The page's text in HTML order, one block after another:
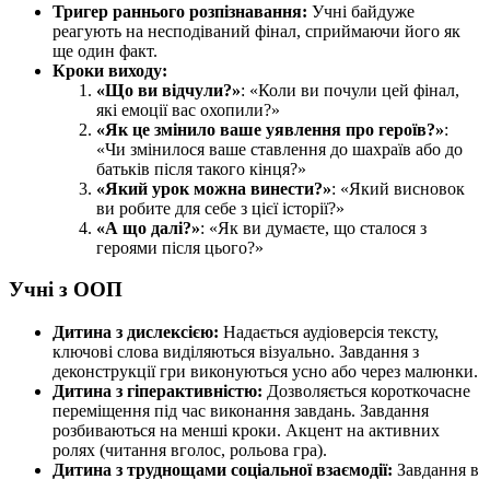
Тригер раннього розпізнавання: Учні байдуже
реагують на несподіваний фінал, сприймаючи його як
ще один факт.
Кроки виходу:
«Що ви відчули?»: «Коли ви почули цей фінал,
які емоції вас охопили?»
«Як це змінило ваше уявлення про героїв?»:
«Чи змінилося ваше ставлення до шахраїв або до
батьків після такого кінця?»
«Який урок можна винести?»: «Який висновок
ви робите для себе з цієї історії?»
«А що далі?»: «Як ви думаєте, що сталося з
героями після цього?»
Учні з ООП
Дитина з дислексією: Надається аудіоверсія тексту,
ключові слова виділяються візуально. Завдання з
деконструкції гри виконуються усно або через малюнки.
Дитина з гіперактивністю: Дозволяється короткочасне
переміщення під час виконання завдань. Завдання
розбиваються на менші кроки. Акцент на активних
ролях (читання вголос, рольова гра).
Дитина з труднощами соціальної взаємодії: Завдання в